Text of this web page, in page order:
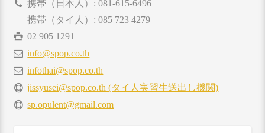
携帯（日本人）: 081-615-6496
携帯（タイ人）: 085 723 4279
02 905 1291
info@spop.co.th
infothai@spop.co.th
jissyusei@spop.co.th (タイ人実習生送出し機関)
sp.opulent@gmail.com